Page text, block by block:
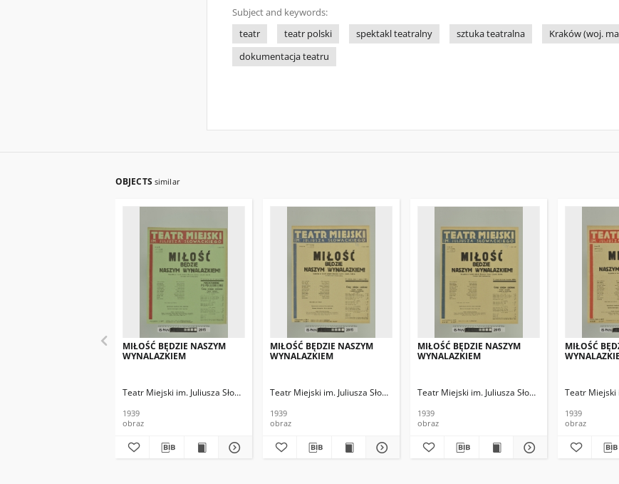
Subject and keywords:
teatr
teatr polski spektakl teatralny sztuka teatralna Kraków (woj.
dokumentacja teatru
OBJECTS similar
MIŁOŚĆ BĘDZIE NASZYM
WYNALAZKIEM
Teatr Miejski im. Juliusza Słowackiego
1939
obraz
MIŁOŚĆ BĘDZIE NASZYM
WYNALAZKIEM
Teatr Miejski im. Juliusza Słowackiego
1939
obraz
MIŁOŚĆ BĘDZIE NASZYM
WYNALAZKIEM
Teatr Miejski im. Juliusza Słowackiego
1939
obraz
MIŁOŚĆ
Teatr Miejski
1939
obraz